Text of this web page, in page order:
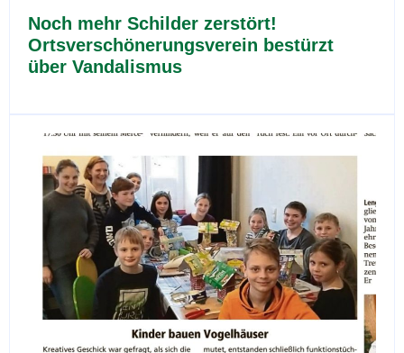
Noch mehr Schilder zerstört!
Ortsverschönerungsverein bestürzt
über Vandalismus